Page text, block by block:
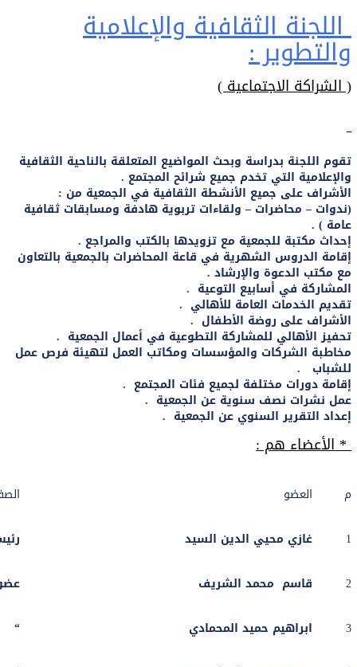
اللجنة الثقافية والإعلامية
والتطوير :
( الشراكة الاجتماعية )
تقوم اللجنة بدراسة وبحث المواضيع المتعلقة بالناحية الثقافية
والإعلامية التي تخدم جميع شرائح المجتمع .
الأشراف على جميع الأنشطة الثقافية في الجمعية من :
(ندوات – محاضرات – ولقاءات تربوية هادفة ومسابقات ثقافية
عامة ) .
إحداث مكتبة للجمعية مع تزويدها بالكتب والمراجع .
إقامة الدروس الشهرية في قاعة المحاضرات بالجمعية بالتعاون
مع مكتب الدعوة والإرشاد .
المشاركة في أسابيع التوعية .
تقديم الخدمات العامة للأهالي .
الأشراف على روضة الأطفال .
تحفيز الأهالي للمشاركة التطوعية في أعمال الجمعية .
مخاطبة الشركات والمؤسسات ومكاتب العمل لتهيئة فرص عمل
للشباب .
إقامة دورات مختلفة لجميع فئات المجتمع .
عمل نشرات نصف سنوية عن الجمعية .
إعداد التقرير السنوي عن الجمعية .
* الأعضاء هم :
م العضو
1 غازي محيي الدين السيد
2 قاسم محمد الشريف
3 ابراهيم حميد المحمادي “